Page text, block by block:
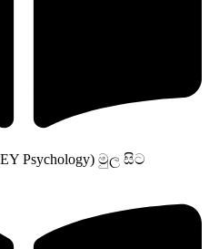
Psychology) මුල සිට